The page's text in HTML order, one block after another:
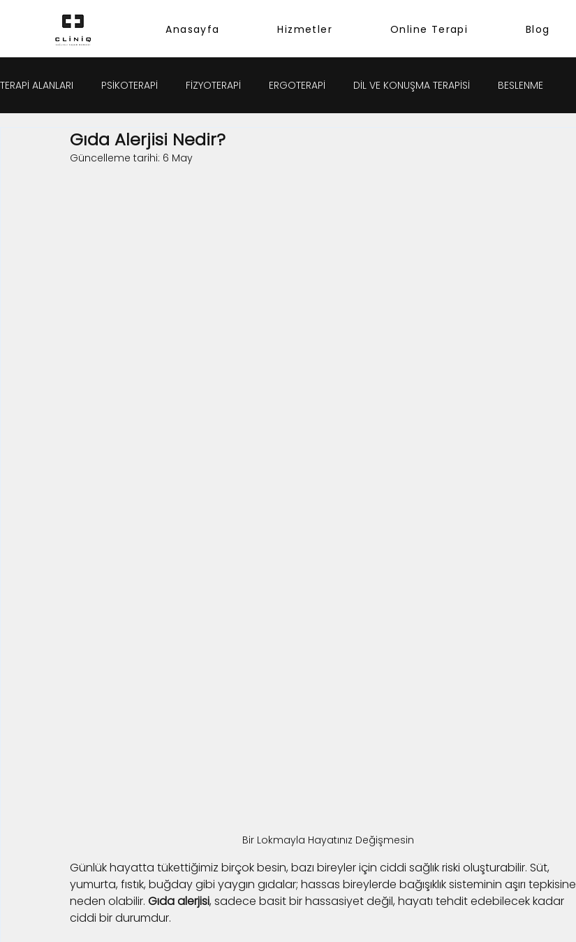
Anasayfa Hizmetler Online Terapi Blog
TERAPİ ALANLARI PSİKOTERAPİ FİZYOTERAPİ ERGOTERAPİ DİL VE KONUŞMA TERAPİSİ BESLENME
Gıda Alerjisi Nedir?
Güncelleme tarihi: 6 May
Bir Lokmayla Hayatınız Değişmesin
Günlük hayatta tükettiğimiz birçok besin, bazı bireyler için ciddi sağlık riski oluşturabilir. Süt,
yumurta, fıstık, buğday gibi yaygın gıdalar; hassas bireylerde bağışıklık sisteminin aşırı tepkisine
neden olabilir. Gıda alerjisi, sadece basit bir hassasiyet değil, hayatı tehdit edebilecek kadar
ciddi bir durumdur.